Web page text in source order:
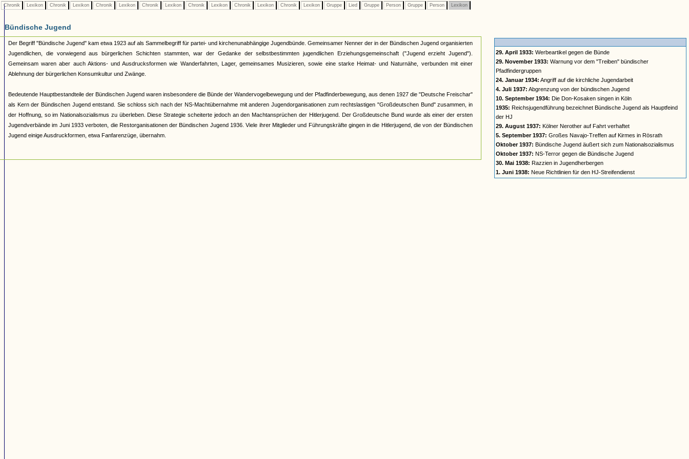
Chronik Lexikon Chronik Lexikon Chronik Lexikon Chronik Lexikon Chronik Lexikon Chronik Lexikon Chronik Lexikon Gruppe Lied Gruppe Person Gruppe Person Lexikon
Bündische Jugend
Der Begriff "Bündische Jugend" kam etwa 1923 auf als Sammelbegriff für partei- und kirchenunabhängige Jugendbünde. Gemeinsamer Nenner der in der Bündischen Jugend organisierten
Jugendlichen, die vorwiegend aus bürgerlichen Schichten stammten, war der Gedanke der selbstbestimmten jugendlichen Erziehungsgemeinschaft ("Jugend erzieht Jugend").
Gemeinsam waren aber auch Aktions- und Ausdrucksformen wie Wanderfahrten, Lager, gemeinsames Musizieren, sowie eine starke Heimat- und Naturnähe, verbunden mit einer
Ablehnung der bürgerlichen Konsumkultur und Zwänge.
Bedeutende Hauptbestandteile der Bündischen Jugend waren insbesondere die Bünde der Wandervogelbewegung und der Pfadfinderbewegung, aus denen 1927 die "Deutsche Freischar"
als Kern der Bündischen Jugend entstand. Sie schloss sich nach der NS-Machtübernahme mit anderen Jugendorganisationen zum rechtslastigen "Großdeutschen Bund" zusammen, in
der Hoffnung, so im Nationalsozialismus zu überleben. Diese Strategie scheiterte jedoch an den Machtansprüchen der Hitlerjugend. Der Großdeutsche Bund wurde als einer der ersten
Jugendverbände im Juni 1933 verboten, die Restorganisationen der Bündischen Jugend 1936. Viele ihrer Mitglieder und Führungskräfte gingen in die Hitlerjugend, die von der Bündischen
Jugend einige Ausdruckformen, etwa Fanfarenzüge, übernahm.
29. April 1933: Werbeartikel gegen die Bünde
29. November 1933: Warnung vor dem "Treiben" bündischer
Pfadfindergruppen
24. Januar 1934: Angriff auf die kirchliche Jugendarbeit
4. Juli 1937: Abgrenzung von der bündischen Jugend
10. September 1934: Die Don-Kosaken singen in Köln
1935: Reichsjugendführung bezeichnet Bündische Jugend als Hauptfeind
der HJ
29. August 1937: Kölner Nerother auf Fahrt verhaftet
5. September 1937: Großes Navajo-Treffen auf Kirmes in Rösrath
Oktober 1937: Bündische Jugend äußert sich zum Nationalsozialismus
Oktober 1937: NS-Terror gegen die Bündische Jugend
30. Mai 1938: Razzien in Jugendherbergen
1. Juni 1938: Neue Richtlinien für den HJ-Streifendienst